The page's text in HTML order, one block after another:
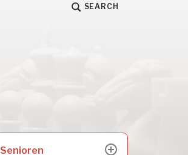
SEARCH
Senioren